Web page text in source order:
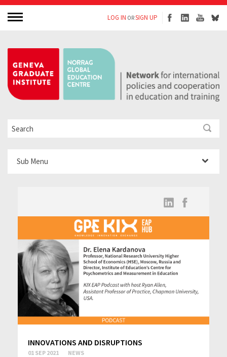
LOG IN ORSIGN UP
Sub Menu
INNOVATIONS AND DISRUPTIONS
01 SEP 2021 NEWS